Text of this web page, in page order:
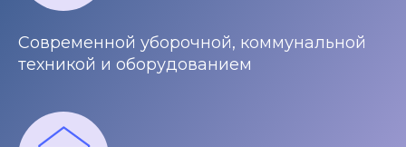
Современной уборочной, коммунальной
техникой и оборудованием